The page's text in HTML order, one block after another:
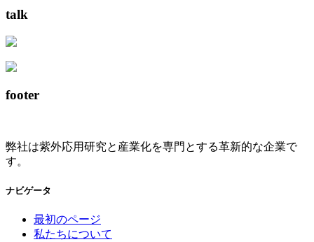
talk
footer
弊社は紫外応用研究と産業化を専門とする革新的な企業で
す。
ナビゲータ
最初のページ
私たちについて